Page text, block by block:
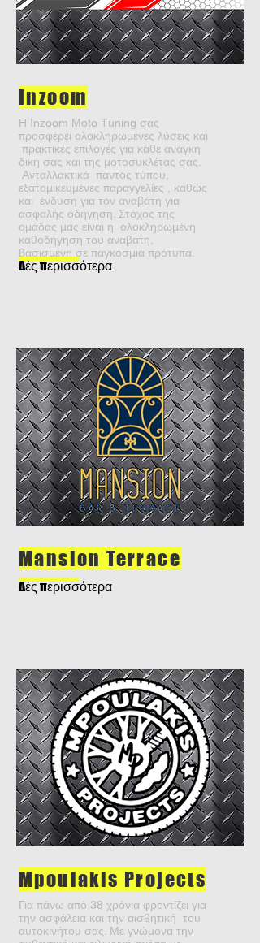
Inzoom
Η Inzoom Μoto Τuning σας
προσφέρει ολοκληρωμένες λύσεις και
πρακτικές επιλογές για κάθε ανάγκη
δική σας και της μοτοσυκλέτας σας.
Ανταλλακτικά παντός τύπου,
εξατομικευμένες παραγγελίες , καθώς
και ένδυση για τον αναβάτη για
ασφαλής οδήγηση. Στόχος της
ομάδας μας είναι η ολοκληρωμένη
καθοδήγηση του αναβάτη,
βασισμένη σε παγκόσμια πρότυπα.
Δές περισσότερα
Mansion Terrace
Δές περισσότερα
Mpoulakis Projects
Για πάνω από 38 χρόνια φροντίζει για
την ασφάλεια και την αισθητική του
αυτοκινήτου σας. Με γνώμονα την